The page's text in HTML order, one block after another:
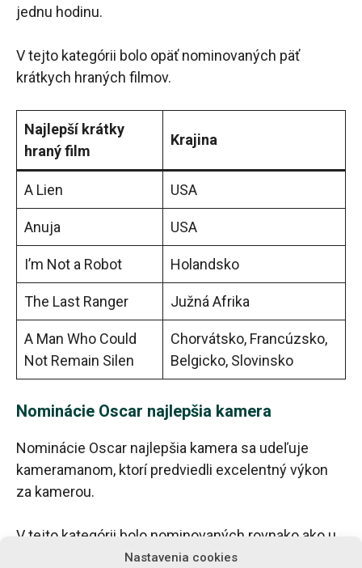
Nastavenia cookies
jednu hodinu.
V tejto kategórii bolo opäť nominovaných päť
krátkych hraných filmov.
Najlepší krátky
hraný film
Krajina
A Lien USA
Anuja USA
I’m Not a Robot Holandsko
The Last Ranger Južná Afrika
A Man Who Could
Not Remain Silen
Chorvátsko, Francúzsko,
Belgicko, Slovinsko
Nominácie Oscar najlepšia kamera
Nominácie Oscar najlepšia kamera sa udeľuje
kameramanom, ktorí predviedli excelentný výkon
za kamerou.
V tejto kategórii bolo nominovaných rovnako ako u
iných päť mien a filmov.